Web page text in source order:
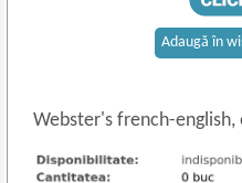
Webster's french-
Adaugă în